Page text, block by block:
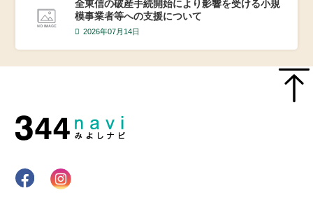
全東信の破産手続開始により影響を受ける小規
模事業者等への支援について
2026年07月14日